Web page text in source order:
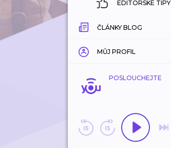
EDITORSKÉ TIPY
ČLÁNKY BLOG
MŮJ PROFIL
POSLOUCHEJTE